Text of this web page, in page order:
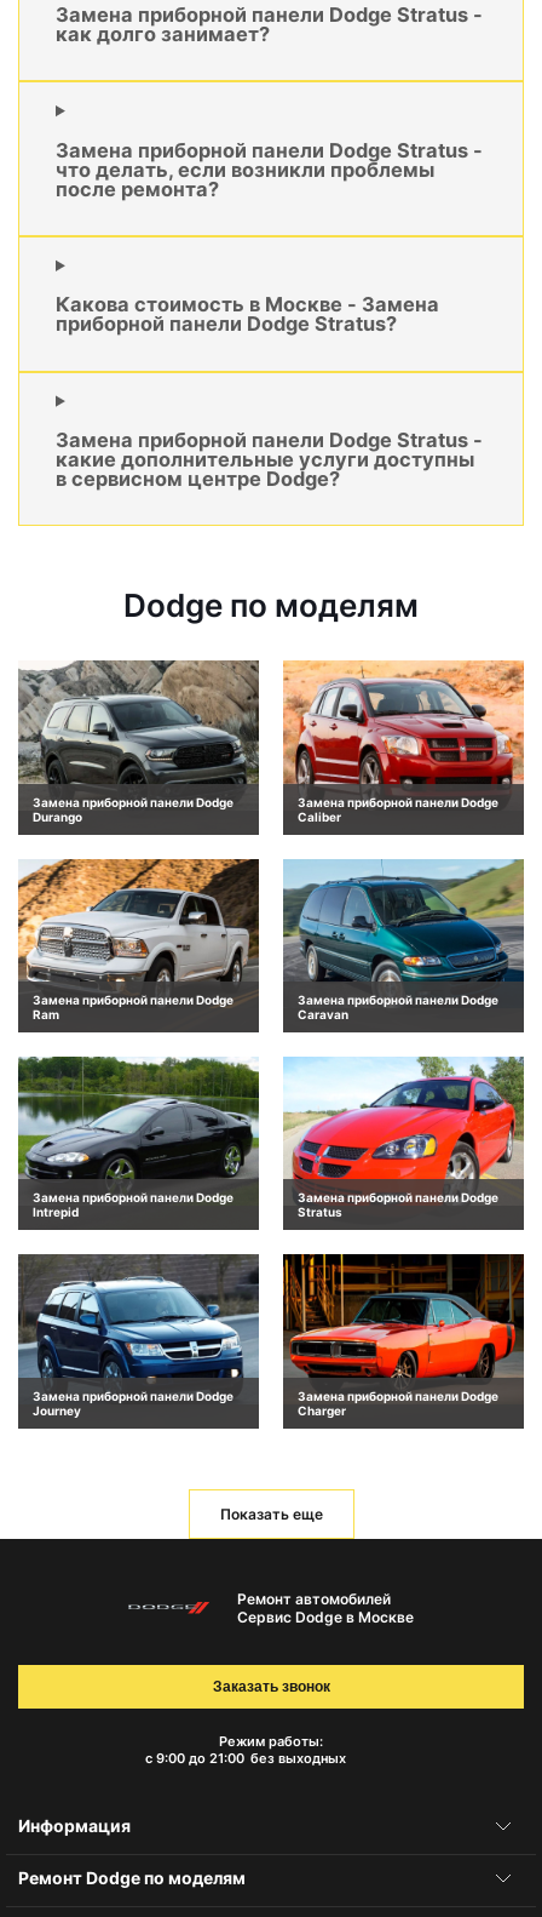
Замена приборной панели Dodge Stratus -
как долго занимает?
Замена приборной панели Dodge Stratus -
что делать, если возникли проблемы
после ремонта?
Какова стоимость в Москве - Замена
приборной панели Dodge Stratus?
Замена приборной панели Dodge Stratus -
какие дополнительные услуги доступны
в сервисном центре Dodge?
Dodge по моделям
Замена приборной панели Dodge
Durango
Замена приборной панели Dodge
Caliber
Замена приборной панели Dodge
Ram
Замена приборной панели Dodge
Caravan
Замена приборной панели Dodge
Intrepid
Замена приборной панели Dodge
Stratus
Замена приборной панели Dodge
Journey
Замена приборной панели Dodge
Charger
Показать еще
Ремонт автомобилей
Сервис Dodge в Москве
Режим работы:
с 9:00 до 21:00 без выходных
Заказать звонок
Информация
Ремонт Dodge по моделям